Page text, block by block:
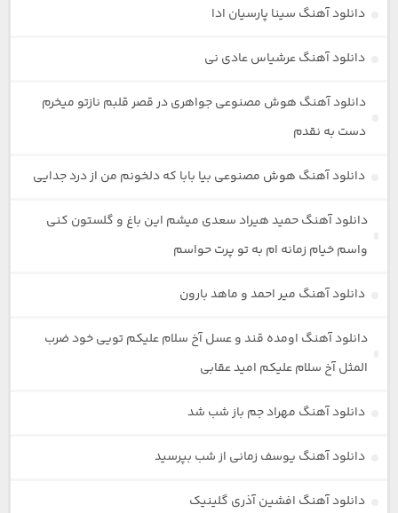
دانلود آهنگ سینا پارسیان ادا
دانلود آهنگ عرشیاس عادی نی
دانلود آهنگ هوش مصنوعی جواهری در قصر قلبم نازتو میخرم
دست به نقدم
دانلود آهنگ هوش مصنوعی بیا بابا که دلخونم من از درد جدایی
دانلود آهنگ حمید هیراد سعدی میشم این باغ و گلستون کنی
واسم خیام زمانه ام به تو پرت حواسم
دانلود آهنگ میر احمد و ماهد بارون
دانلود آهنگ اومده قند و عسل آخ سلام علیکم تویی خود ضرب
المثل آخ سلام علیکم امید عقابی
دانلود آهنگ مهراد جم باز شب شد
دانلود آهنگ یوسف زمانی از شب بپرسید
دانلود آهنگ افشین آذری گلینیک